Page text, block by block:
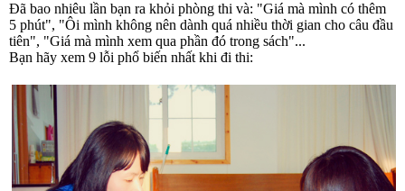
Đã bao nhiêu lần bạn ra khỏi phòng thi và: "Giá mà mình có thêm
5 phút", "Ôi mình không nên dành quá nhiều thời gian cho câu đầu
tiên", "Giá mà mình xem qua phần đó trong sách"...
Bạn hãy xem 9 lỗi phổ biến nhất khi đi thi: